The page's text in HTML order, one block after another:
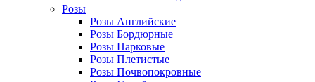
Розы
Розы Английские
Розы Бордюрные
Розы Парковые
Розы Плетистые
Розы Почвопокровные